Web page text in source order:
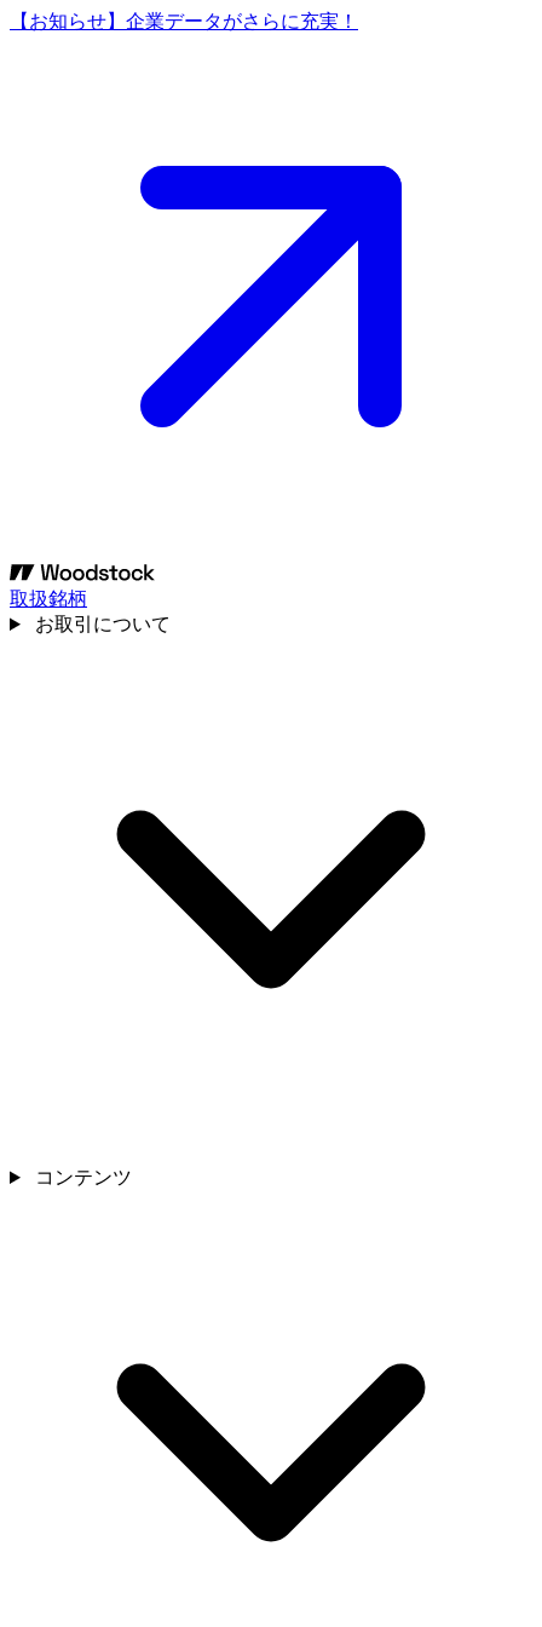
【お知らせ】企業データがさらに充実！
取扱銘柄
お取引について
コンテンツ